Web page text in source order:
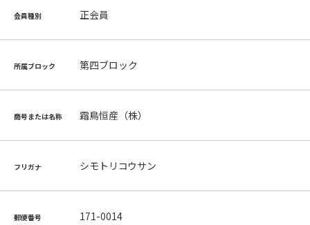
会員種別 正会員
所属ブロック 第四ブロック
商号または名称 霜鳥恒産（株）
フリガナ シモトリコウサン
郵便番号 171-0014